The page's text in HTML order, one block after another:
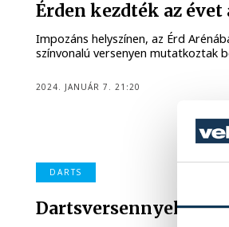
Érden kezdték az évet
Impozáns helyszínen, az Érd
színvonalú versenyen mutatkoztak
2024. JANUÁR 7. 21:20
DARTS
Dartsversennyel